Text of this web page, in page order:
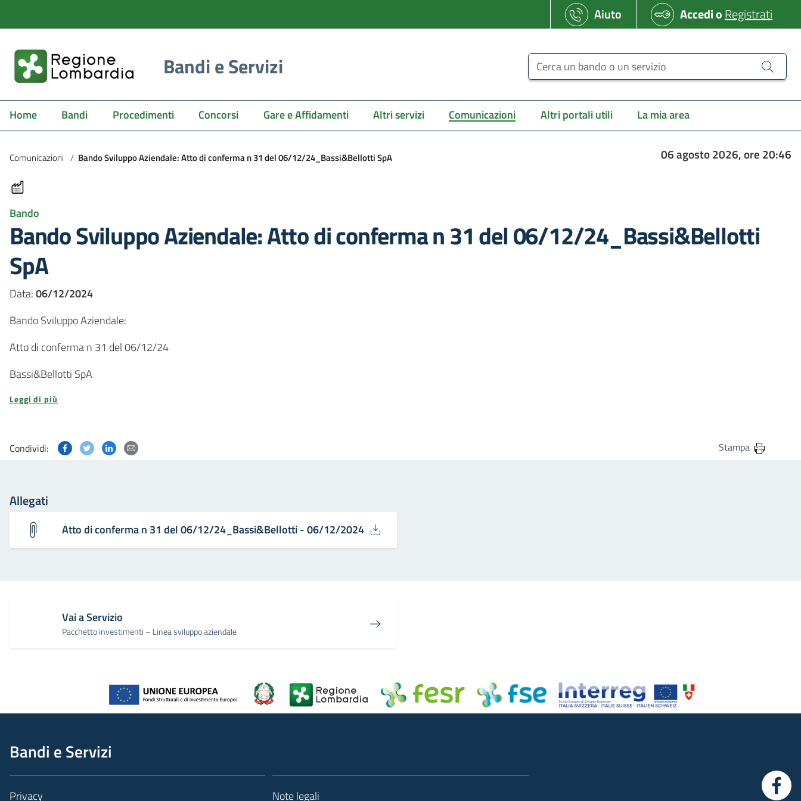
Aiuto AccedioRegistrati
Bandi e Servizi Cerca un bando o un servizio
Home Bandi Procedimenti Concorsi Gare e Affidamenti Altri servizi Comunicazioni Altri portali utili La mia area
Comunicazioni / Bando Sviluppo Aziendale: Atto di conferma n 31 del 06/12/24_Bassi&Bellotti SpA 06 agosto 2026, ore 20:46
Bando
Bando Sviluppo Aziendale: Atto di conferma n 31 del 06/12/24_Bassi&Bellotti
SpA
Data:06/12/2024
Bando Sviluppo Aziendale:
Atto di conferma n 31 del 06/12/24
Bassi&Bellotti SpA
Leggi di più
Condividi: Condividi questa pagina su Facebook
Condividi questa pagina su Twitter
Condividi questa pagina su Linkedin Stampa
Allegati
Atto di conferma n 31 del 06/12/24_Bassi&Bellotti - 06/12/2024
Vai a Servizio
Pacchetto investimenti – Linea sviluppo aziendale
Bandi e Servizi
Privacy Note legali